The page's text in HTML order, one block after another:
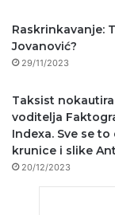
Raskrinkavanje:
Jovanović?
29/11/2023
Taksist
voditelja
Indexa. Sve se
krunice i slike
20/12/2023